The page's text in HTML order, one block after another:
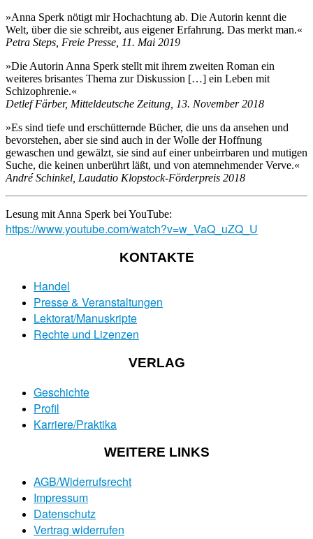
»Anna Sperk nötigt mir Hochachtung ab. Die Autorin kennt die
Welt, über die sie schreibt, aus eigener Erfahrung. Das merkt man.«
Petra Steps, Freie Presse, 11. Mai 2019
»Die Autorin Anna Sperk stellt mit ihrem zweiten Roman ein
weiteres brisantes Thema zur Diskussion […] ein Leben mit
Schizophrenie.«
Detlef Färber, Mitteldeutsche Zeitung, 13. November 2018
»Es sind tiefe und erschütternde Bücher, die uns da ansehen und
bevorstehen, aber sie sind auch in der Wolle der Hoffnung
gewaschen und gewälzt, sie sind auf einer unbeirrbaren und mutigen
Suche, die keinen unberührt läßt, und von atemnehmender Verve.«
André Schinkel, Laudatio Klopstock-Förderpreis 2018
Lesung mit Anna Sperk bei YouTube:
https://www.youtube.com/watch?v=w_VaQ_uZQ_U
KONTAKTE
Handel
Presse & Veranstaltungen
Lektorat/Manuskripte
Rechte und Lizenzen
VERLAG
Geschichte
Profil
Karriere/Praktika
WEITERE LINKS
AGB/Widerrufsrecht
Impressum
Datenschutz
Vertrag widerrufen